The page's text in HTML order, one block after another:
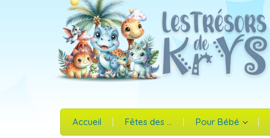
Accueil Fêtes des ... Pour Bébé